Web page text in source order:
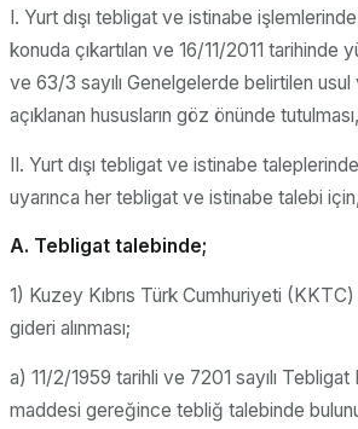
I. Yurt dışı tebligat ve istinabe
konuda çıkartılan ve 16/11/2011 tarihinde
ve 63/3 sayılı Genelgelerde belirtilen
açıklanan hususların göz önünde tutulması,
II. Yurt dışı tebligat ve istinabe
uyarınca her tebligat ve istinabe talebi için,
A. Tebligat talebinde;
1) Kuzey Kıbrıs Türk Cumhuriyeti
gideri alınması;
a) 11/2/1959 tarihli ve 7201 sayılı
maddesi gereğince tebliğ talebinde